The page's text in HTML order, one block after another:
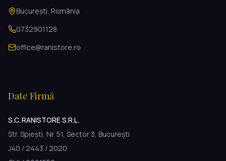
București, România
0732901128
office@ranistore.ro
Date Firmă
S.C. RANISTORE S.R.L.
Str. Spiești, Nr. 51, Sector 3, București
J40 / 2443 / 2020